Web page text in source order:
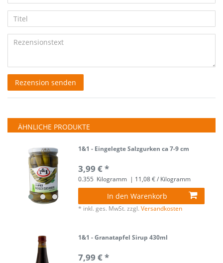
5
Bewertungssternen
5
Bewertungssternen
5
Bewertungssternen
5
Bewertungssternen
5
Bewertungssternen
Ihr
Anzeigename
(optional)
Platzhalter
Titel
Rezensionstext
Rezension senden
ÄHNLICHE PRODUKTE
1&1 - Eingelegte Salzgurken ca 7-9 cm
3,99 € *
0.355 Kilogramm | 11,08 € / Kilogramm
In den Warenkorb
* inkl. ges. MwSt. zzgl.Versandkosten
1&1 - Granatapfel Sirup 430ml
7,99 € *